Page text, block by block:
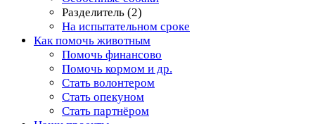
Разделитель (2)
На испытательном сроке
Как помочь животным
Помочь финансово
Помочь кормом и др.
Стать волонтером
Стать опекуном
Стать партнёром